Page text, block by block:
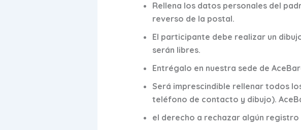
Rellena los datos personales del
reverso de la postal.
El participante debe realizar un
serán libres.
Entrégalo en nuestra sede de
Será imprescindible rellenar todos
teléfono de contacto y dibujo).
el derecho a rechazar algún